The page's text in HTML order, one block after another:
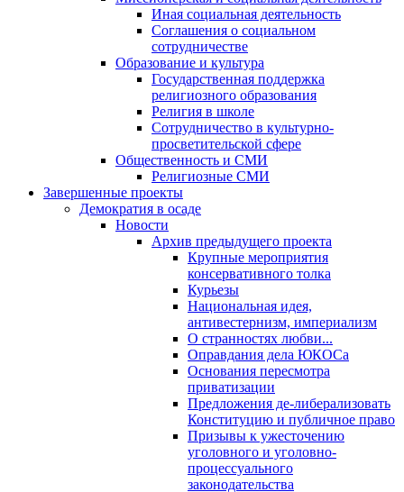
Иная социальная деятельность
Соглашения о социальном
сотрудничестве
Образование и культура
Государственная поддержка
религиозного образования
Религия в школе
Сотрудничество в культурно-
просветительской сфере
Общественность и СМИ
Религиозные СМИ
Завершенные проекты
Демократия в осаде
Новости
Архив предыдущего проекта
Крупные мероприятия
консервативного толка
Курьезы
Национальная идея,
антивестернизм, империализм
О странностях любви...
Оправдания дела ЮКОСа
Основания пересмотра
приватизации
Предложения де-либерализовать
Конституцию и публичное право
Призывы к ужесточению
уголовного и уголовно-
процессуального
законодательства